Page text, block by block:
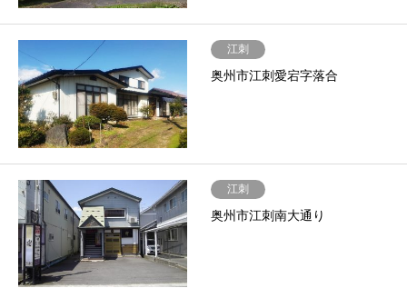
江刺
奥州市江刺愛宕字落合
江刺
奥州市江刺南大通り